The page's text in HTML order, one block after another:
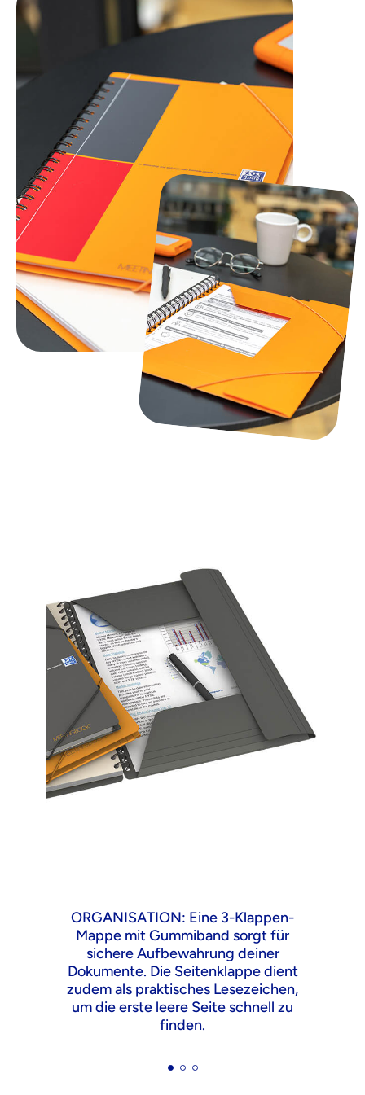
ORGANISATION: Eine 3-Klappen-
Mappe mit Gummiband sorgt für
sichere Aufbewahrung deiner
Dokumente. Die Seitenklappe dient
zudem als praktisches Lesezeichen,
um die erste leere Seite schnell zu
finden.